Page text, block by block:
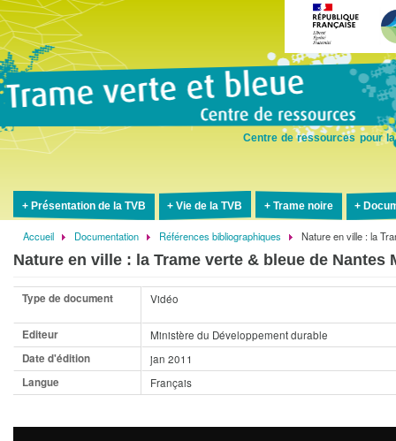
Centre de ressources pour
Présentation de la TVB Vie de la TVB Trame noire
Fil
d'Ariane
Accueil Documentation Références bibliographiques Nature en ville : la
Nature en ville : la Trame verte & bleue de Nantes
Type de document Vidéo
Editeur
Ministère du Développement durable
Date d'édition
jan 2011
Langue
Français